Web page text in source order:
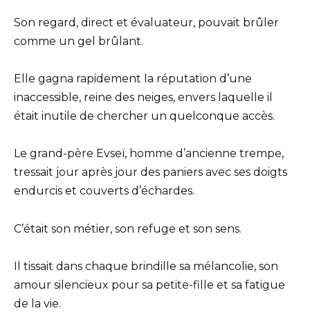
Son regard, direct et évaluateur, pouvait brûler
comme un gel brûlant.
Elle gagna rapidement la réputation d’une
inaccessible, reine des neiges, envers laquelle il
était inutile de chercher un quelconque accès.
Le grand-père Evseï, homme d’ancienne trempe,
tressait jour après jour des paniers avec ses doigts
endurcis et couverts d’échardes.
C’était son métier, son refuge et son sens.
Il tissait dans chaque brindille sa mélancolie, son
amour silencieux pour sa petite-fille et sa fatigue
de la vie.